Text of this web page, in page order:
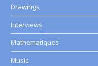
Drawings
Interviews
Mathematiques
Music